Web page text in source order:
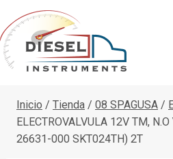
Saltar
al
contenido
Inicio / Tienda / 08 SPAGUSA /
ELECTROVALVULA 12V TM,
26631-000 SKT024TH) 2T